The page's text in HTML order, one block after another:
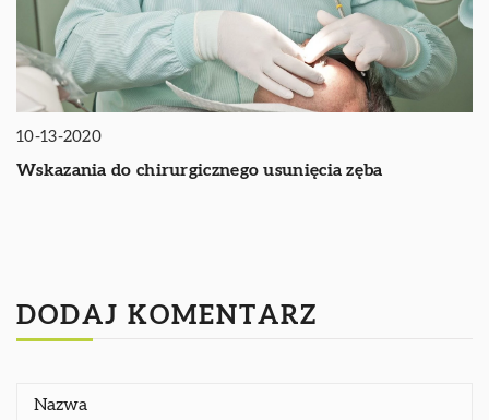
10-13-2020
Wskazania do chirurgicznego usunięcia zęba
DODAJ KOMENTARZ